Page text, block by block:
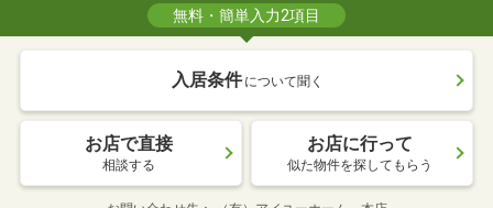
無料・簡単入力2項目
入居条件 について聞く
お店で直接
相談する
お店に行って
似た物件を探してもらう